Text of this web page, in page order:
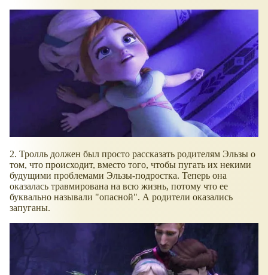
2. Тролль должен был просто рассказать родителям Эльзы о
том, что происходит, вместо того, чтобы пугать их некими
будущими проблемами Эльзы-подростка. Теперь она
оказалась травмирована на всю жизнь, потому что ее
буквально называли "опасной". А родители оказались
запуганы.